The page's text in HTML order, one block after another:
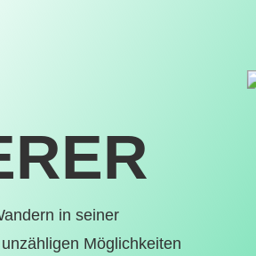
in seiner
Möglichkeiten